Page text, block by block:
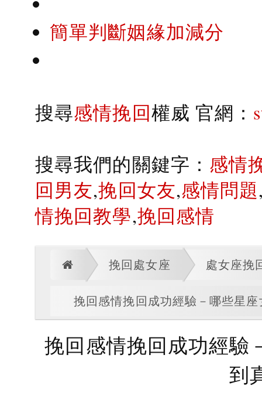
簡單判斷姻緣加減分
搜尋感情挽回權威 官網：
搜尋我們的關鍵字： 感情
回男友,挽回女友,感情問題
情挽回教學,挽回感情
挽回處女座 處女座挽
挽回感情挽回成功經驗－哪些星
挽回感情挽回成功經驗
到